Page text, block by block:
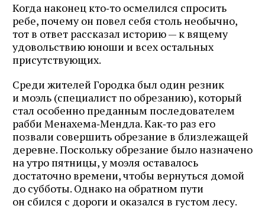
Когда наконец кто‑то осмелился спросить
ребе, почему он повел себя столь необычно,
тот в ответ рассказал историю — к вящему
удовольствию юноши и всех остальных
присутствующих.
Среди жителей Городка был один резник
и моэль (специалист по обрезанию), который
стал особенно преданным последователем
рабби Менахема‑Мендла. Как‑то раз его
позвали совершить обрезание в близлежащей
деревне. Поскольку обрезание было назначено
на утро пятницы, у моэля оставалось
достаточно времени, чтобы вернуться домой
до субботы. Однако на обратном пути
он сбился с дороги и оказался в густом лесу.